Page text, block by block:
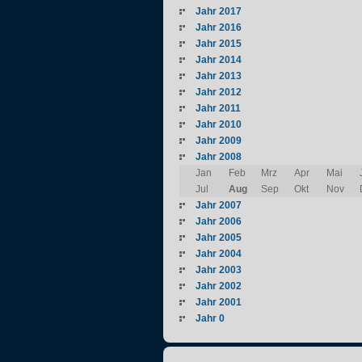
Jahr 2017
Jahr 2016
Jahr 2015
Jahr 2014
Jahr 2013
Jahr 2012
Jahr 2011
Jahr 2010
Jahr 2009
Jahr 2008
Jan
Feb Mrz Apr Mai
Jul
Aug Sep Okt Nov
Jahr 2007
Jahr 2006
Jahr 2005
Jahr 2004
Jahr 2003
Jahr 2002
Jahr 2001
Jahr 0